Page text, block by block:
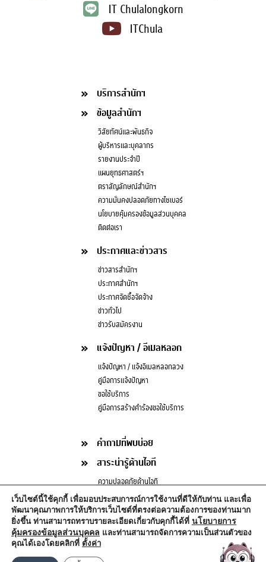
IT Chulalongkorn
ITChula
บริการสำนักฯ
ข้อมูลสำนักฯ
วิสัยทัศน์และพันธกิจ
ผู้บริหารและบุคลากร
รายงานประจำปี
แผนยุทธศาสตร์ฯ
ตราสัญลักษณ์สำนักฯ
ความมั่นคงปลอดภัยทางไซเบอร์
นโยบายคุ้มครองข้อมูลส่วนบุคคล
ติดต่อเรา
ประกาศและข่าวสาร
ข่าวสารสำนักฯ
ประกาศสำนักฯ
ประกาศจัดซื้อจัดจ้าง
ข่าวทั่วไป
ข่าวรับสมัครงาน
แจ้งปัญหา / อีเมลหลอก
แจ้งปัญหา / แจ้งอีเมลหลอกลวง
คู่มือการแจ้งปัญหา
ขอใช้บริการ
คู่มือการสร้างคำร้องขอใช้บริการ
คำถามที่พบบ่อย
สาระน่ารู้ด้านไอที
ความปลอดภัยด้านไอที
บทความด้านไอที
กฎหมายน่ารู้ด้านไอที
เว็บไซต์นี้ใช้คุกกี้ เพื่อมอบประสบการณ์การใช้งานที่ดีให้กับท่าน และเพื่อ
พัฒนาคุณภาพการให้บริการเว็บไซต์ที่ตรงต่อความต้องการของท่านมาก
ยิ่งขึ้น ท่านสามารถทราบรายละเอียดเกี่ยวกับคุกกี้ได้ที่ นโยบายการ
คุ้มครองข้อมูลส่วนบุคคล และท่านสามารถจัดการความเป็นส่วนตัวของ
คุณได้เองโดยคลิกที่ ตั้งค่า